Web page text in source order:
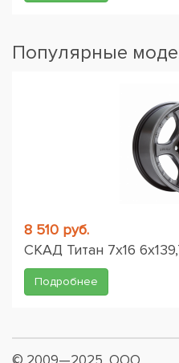
Популярные
8 510 руб.
СКАД Титан 7x16
Подробнее